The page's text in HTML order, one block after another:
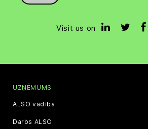
Visit us on
UZŅĒMUMS
ALSO vadība
Darbs ALSO